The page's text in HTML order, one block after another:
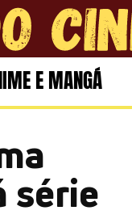
E MANGÁ
série